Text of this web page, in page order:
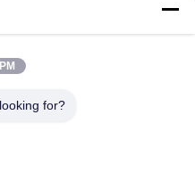
SS304 lavora per il dolce
del dolce della luna
for?